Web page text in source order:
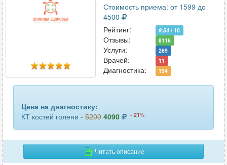
Стоимость приема: от 1599 до
4500
Рейтинг:
9.54 / 10
Отзывы: 8116
Услуги: 269
Врачей: 11
Диагностика: 194
Цена на диагностику:
КТ костей голени - 5200 4090 - 21%
Читать описание